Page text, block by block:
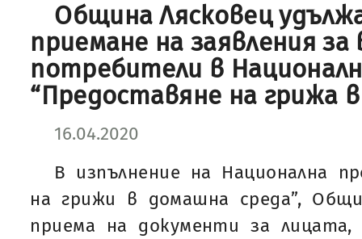
Община Лясковец
приемане на заявления за
потребители в
“Предоставяне на грижа
16.04.2020
В изпълнение на Национална
на грижи в домашна среда”,
приема на документи за